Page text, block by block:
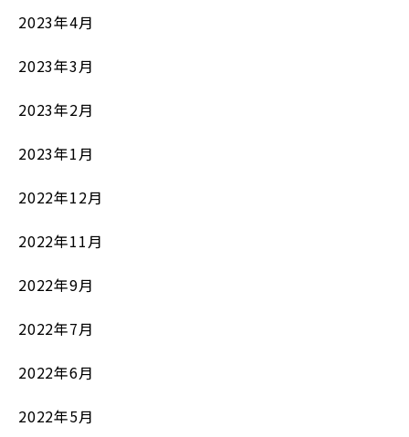
2023年4月
2023年3月
2023年2月
2023年1月
2022年12月
2022年11月
2022年9月
2022年7月
2022年6月
2022年5月